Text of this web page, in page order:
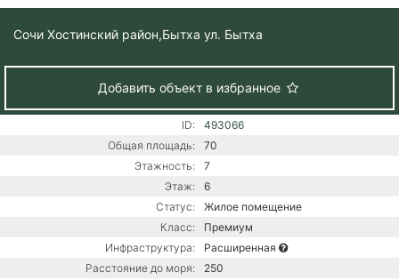
Сочи Хостинский район,Бытха ул. Бытха
Добавить объект в избранное
ID:
493066
Общая площадь:
70
Этажность:
7
Этаж:
6
Статус:
Жилое помещение
Класс:
Премиум
Инфраструктура:
Расширенная
Расстояние до моря:
250